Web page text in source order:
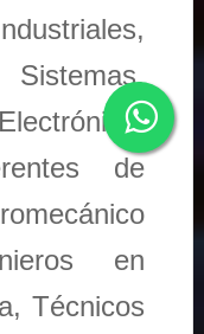
de
en
Técnicos